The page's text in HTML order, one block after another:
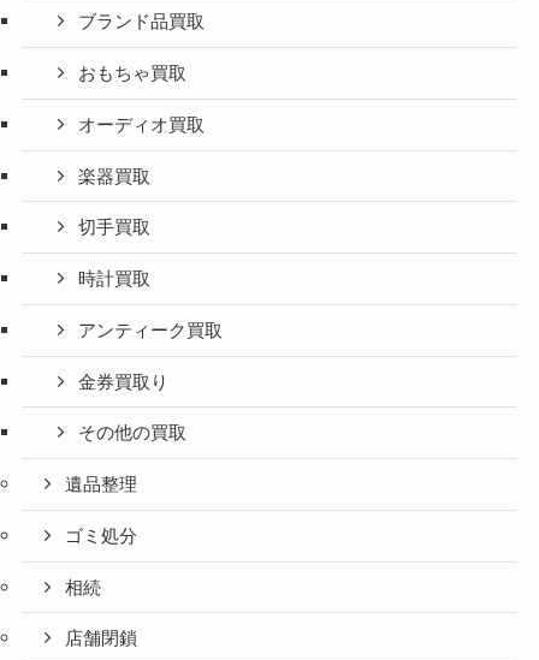
ブランド品買取
おもちゃ買取
オーディオ買取
楽器買取
切手買取
時計買取
アンティーク買取
金券買取り
その他の買取
遺品整理
ゴミ処分
相続
店舗閉鎖